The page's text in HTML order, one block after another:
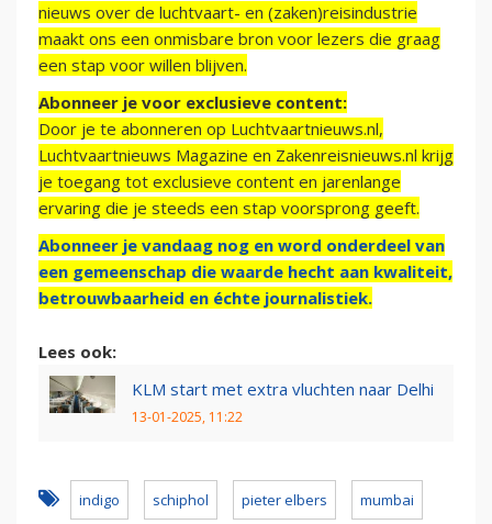
nieuws over de luchtvaart- en (zaken)reisindustrie
maakt ons een onmisbare bron voor lezers die graag
een stap voor willen blijven.
Abonneer je voor exclusieve content:
Door je te abonneren op Luchtvaartnieuws.nl,
Luchtvaartnieuws Magazine en Zakenreisnieuws.nl krijg
je toegang tot exclusieve content en jarenlange
ervaring die je steeds een stap voorsprong geeft.
Abonneer je vandaag nog en word onderdeel van
een gemeenschap die waarde hecht aan kwaliteit,
betrouwbaarheid en échte journalistiek.
Lees ook:
KLM start met extra vluchten naar Delhi
13-01-2025, 11:22
indigo schiphol pieter elbers mumbai